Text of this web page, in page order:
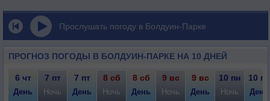
Прослушать погоду в Болдуин-Парке
ПРОГНОЗ ПОГОДЫ В БОЛДУИН-ПАРКЕ НА 10 ДНЕЙ
6 чт 7 пт 7 пт 8 сб 8 сб 9 вс 9 вс 10 пн 10 пн
День Ночь День Ночь День Ночь День Ночь День